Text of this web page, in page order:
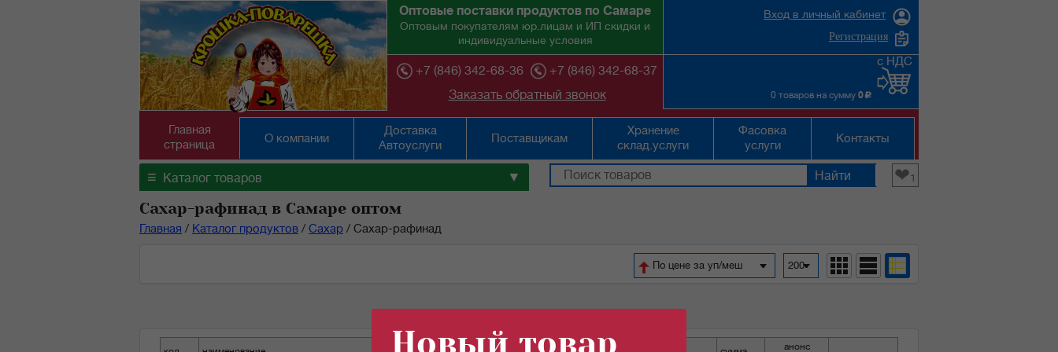
Оптовые поставки продуктов по Самаре
Оптовым покупателям юр.лицам и ИП скидки и
индивидуальные условия
+7 (846) 342-68-36
+7 (846) 342-68-37
Заказать обратный звонок
Вход в личный кабинет
Регистрация
0 товаров на сумму 0 c
с НДС
Главная
страница
О компании
Доставка
Автоуслуги
Поставщикам
Хранение
склад.услуги
Фасовка
услуги
Контакты
≡ Каталог товаров ▼ ❤1
Сахар-рафинад в Самаре оптом
Главная / Каталог продуктов / Сахар / Сахар-рафинад
200
По цене за уп/меш
анонс